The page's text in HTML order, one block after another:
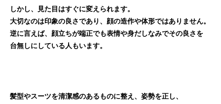
しかし、見た目はすぐに変えられます。
大切なのは印象の良さであり、顔の造作や体形ではありません。
逆に言えば、顔立ちが端正でも表情や身だしなみでその良さを
台無しにしている人もいます。
髪型やスーツを清潔感のあるものに整え、姿勢を正し、